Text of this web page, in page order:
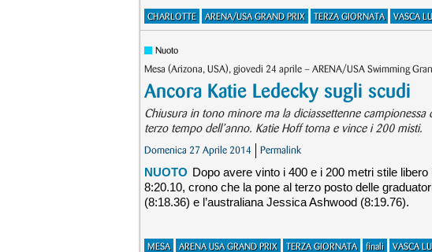
CHARLOTTE ARENA/USA GRAND PRIX TERZA GIORNATA VASCA
Nuoto
Mesa (Arizona, USA), giovedi 24 aprile – ARENA/USA Swimming
Ancora Katie Ledecky sugli scudi
Chiusura in tono minore ma la diciassettenne
terzo tempo dell’anno. Katie Hoff torna e vince i 200 misti.
Domenica 27 Aprile 2014 Permalink
NUOTO Dopo avere vinto i 400 e i 200 metri stile
8:20.10, crono che la pone al terzo posto delle
(8:18.36) e l’australiana Jessica Ashwood (8:19.76).
MESA ARENA USA GRAND PRIX TERZA GIORNATA finali VASCA